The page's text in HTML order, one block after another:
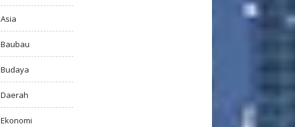
Asia
Baubau
Budaya
Daerah
Ekonomi